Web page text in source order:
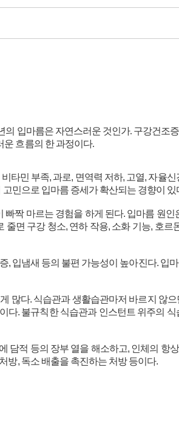
입마름은 자연스러운 것인가. 구강건조
운 흐름의 한 과정이다.
타민 부족, 과로, 면역력 저하, 고열, 자율
민으로 입마름 증세가 확산되는 경향이 있
짝 마르는 경험을 하게 된다. 입마름 원
면 구강 청소, 연하 작용, 소화 기능, 호
, 입냄새 등의 불편 가능성이 높아진다. 입
많다. 식습관과 생활습관마저 바르지 않
다. 불규칙한 식습관과 인스턴트 위주의
담적 등의 장부 열을 해소하고, 인체의 항
방, 독소 배출을 촉진하는 처방 등이다.